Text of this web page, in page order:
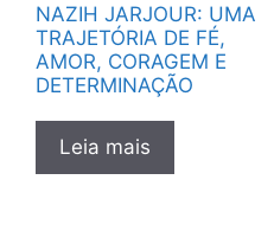
NAZIH JARJOUR: UMA
TRAJETÓRIA DE FÉ,
AMOR, CORAGEM E
DETERMINAÇÃO
Leia mais